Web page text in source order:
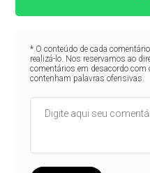
* O conteúdo de cada
realizá-lo. Nos reservamos ao
comentários em desacordo com
contenham palavras ofensivas.